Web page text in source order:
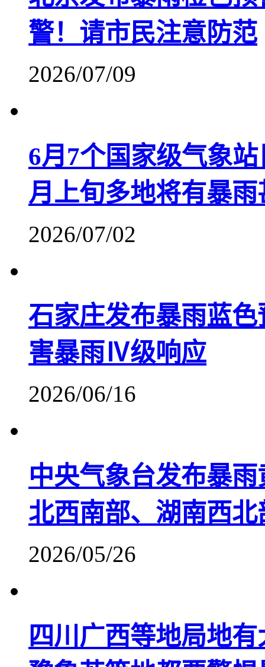
警！请市民注意防范
2026/07/09
6月7个国家级气象
月上旬多地将有暴
2026/07/02
石家庄发布暴雨蓝
害暴雨Ⅳ级响应
2026/06/16
中央气象台发布暴
北西南部、湖南西
2026/05/26
四川广西等地局地